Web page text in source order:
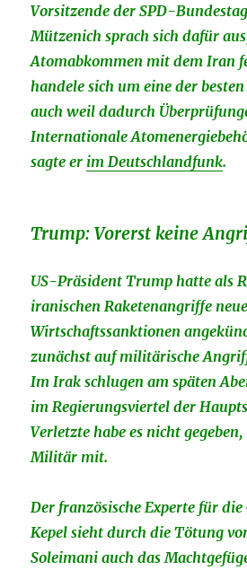
Vorsitzende der SPD-
Mützenich sprach sich dafür
Atomabkommen mit dem Iran
handele sich um eine der
auch weil dadurch
Internationale
sagte er im Deutschlandfunk.
Trump: Vorerst keine
US-Präsident Trump hatte als
iranischen Raketenangriffe neue
Wirtschaftssanktionen
zunächst auf militärische
Im Irak schlugen am späten
im Regierungsviertel der
Verletzte habe es nicht
Militär mit.
Der französische Experte für
Kepel sieht durch die Tötung
Soleimani auch das